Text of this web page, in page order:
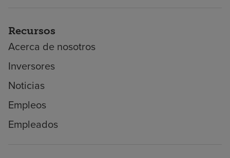
Recursos
Acerca de nosotros
Inversores
Noticias
Empleos
Empleados